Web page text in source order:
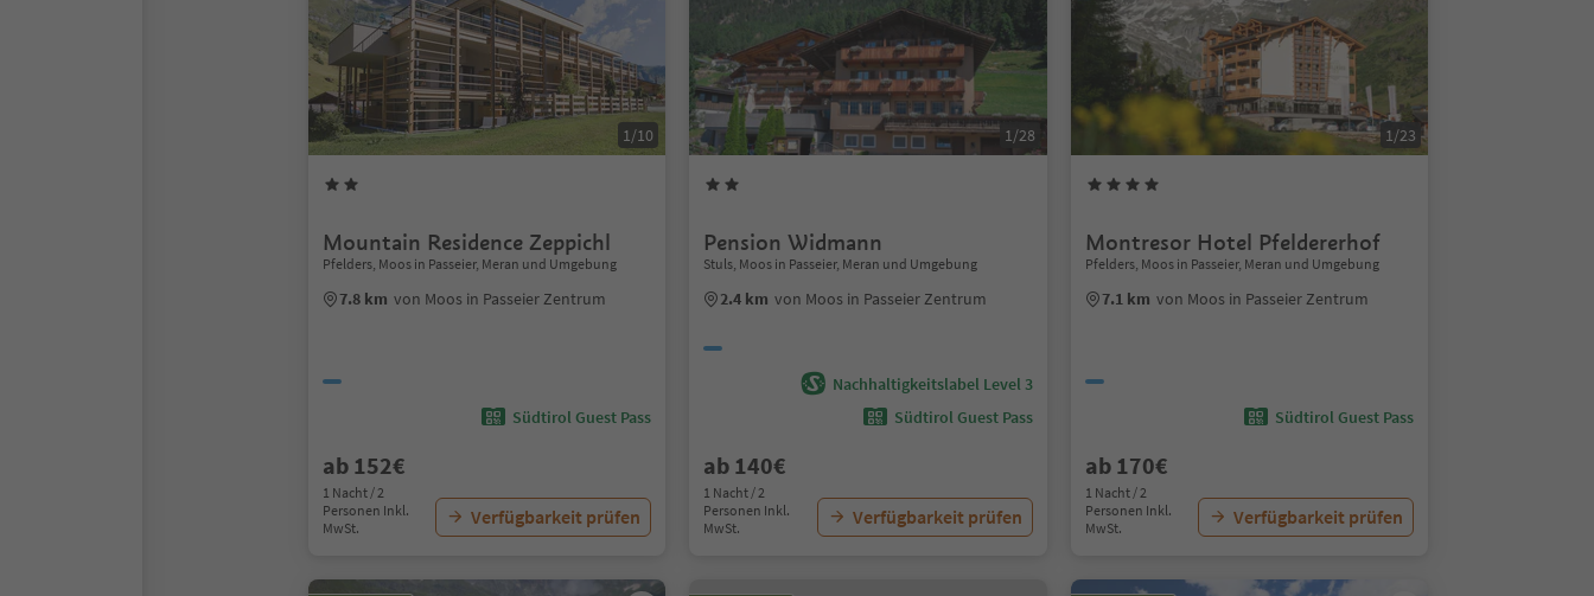
1/10
Mountain Residence Zeppichl
Pfelders, Moos in Passeier, Meran und Umgebung
7.8 km von Moos in Passeier Zentrum
Südtirol Guest Pass
ab 152€
1 Nacht / 2
Personen Inkl.
MwSt.
Verfügbarkeit prüfen
1/28
Pension Widmann
Stuls, Moos in Passeier, Meran und Umgebung
2.4 km von Moos in Passeier Zentrum
Nachhaltigkeitslabel Level 3
Südtirol Guest Pass
ab 140€
1 Nacht / 2
Personen Inkl.
MwSt.
Verfügbarkeit prüfen
1/23
Montresor Hotel Pfeldererhof
Pfelders, Moos in Passeier, Meran und Umgebung
7.1 km von Moos in Passeier Zentrum
Südtirol Guest Pass
ab 170€
1 Nacht / 2
Personen Inkl.
MwSt.
Verfügbarkeit prüfen